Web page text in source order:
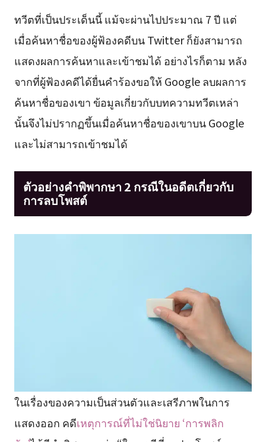
ทวีตที่เป็นประเด็นนี้ แม้จะผ่านไปประมาณ 7 ปี แต่
เมื่อค้นหาชื่อของผู้ฟ้องคดีบน Twitter ก็ยังสามารถ
แสดงผลการค้นหาและเข้าชมได้ อย่างไรก็ตาม หลัง
จากที่ผู้ฟ้องคดีได้ยื่นคำร้องขอให้ Google ลบผลการ
ค้นหาชื่อของเขา ข้อมูลเกี่ยวกับบทความทวีตเหล่า
นั้นจึงไม่ปรากฏขึ้นเมื่อค้นหาชื่อของเขาบน Google
และไม่สามารถเข้าชมได้
ตัวอย่างคำพิพากษา 2 กรณีในอดีตเกี่ยวกับ
การลบโพสต์
ในเรื่องของความเป็นส่วนตัวและเสรีภาพในการ
แสดงออก คดีเหตุการณ์ที่ไม่ใช่นิยาย ‘การพลิก